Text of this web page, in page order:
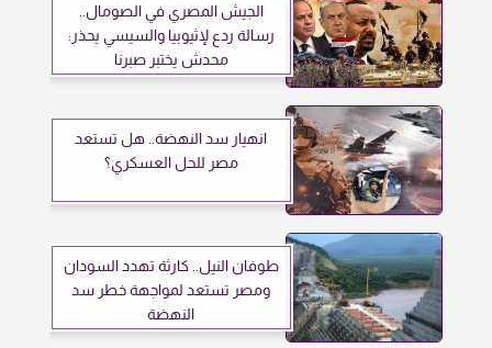
الجيش المصري في الصومال..
رسالة ردع لإثيوبيا والسيسي يحذر:
محدش يختبر صبرنا
انهيار سد النهضة.. هل تستعد
مصر للحل العسكري؟
طوفان النيل.. كارثة تهدد السودان
ومصر تستعد لمواجهة خطر سد
النهضة